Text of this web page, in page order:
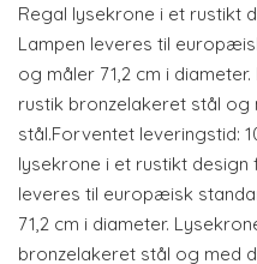
Regal lysekrone i et rustikt
Lampen leveres til
og måler 71,2 cm i
rustik bronzelakeret stål
stål.Forventet leveringstid:
lysekrone i et rustikt design
leveres til europæisk
71,2 cm i diameter.
bronzelakeret stål og med